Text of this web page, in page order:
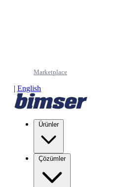
Marketplace
| English
Ürünler
Çözümler